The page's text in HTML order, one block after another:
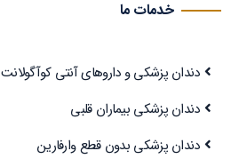
خدمات ما
دندان پزشکی و داروهای آنتی کوآگولانت
دندان پزشکی بیماران قلبی
دندان پزشکی بدون قطع وارفارین